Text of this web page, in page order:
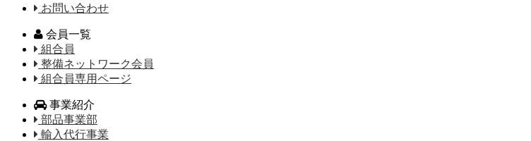
お問い合わせ
会員一覧
組合員
整備ネットワーク会員
組合員専用ページ
事業紹介
部品事業部
輸入代行事業